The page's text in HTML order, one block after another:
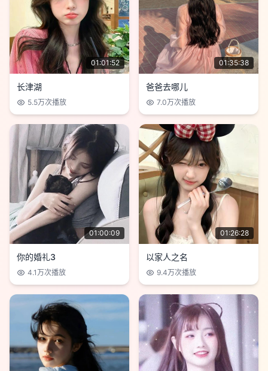
01:01:52
长津湖
5.5万次播放
01:35:38
爸爸去哪儿
7.0万次播放
01:00:09
你的婚礼3
4.1万次播放
01:26:28
以家人之名
9.4万次播放